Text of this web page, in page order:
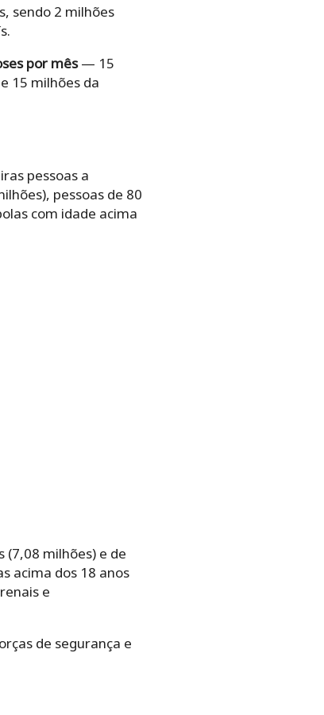
sendo 2 milhões
por mês— 15
15 milhões da
pessoas a
pessoas de 80
com idade acima
(7,08 milhões) e de
acima dos 18 anos
e
de segurança e